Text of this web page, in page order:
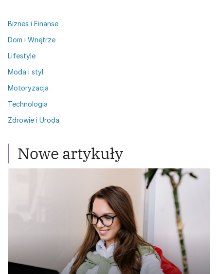
Biznes i Finanse
Dom i Wnętrze
Lifestyle
Moda i styl
Motoryzacja
Technologia
Zdrowie i Uroda
Nowe artykuły